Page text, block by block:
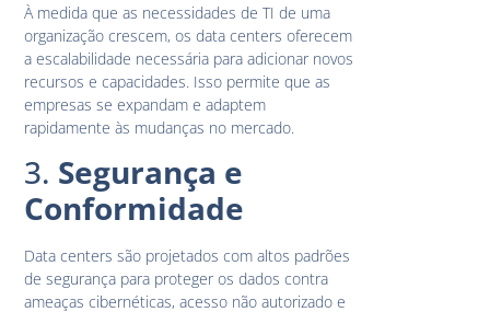
À medida que as necessidades de TI de uma
organização crescem, os data centers oferecem
a escalabilidade necessária para adicionar novos
recursos e capacidades. Isso permite que as
empresas se expandam e adaptem
rapidamente às mudanças no mercado.
3. Segurança e
Conformidade
Data centers são projetados com altos padrões
de segurança para proteger os dados contra
ameaças cibernéticas, acesso não autorizado e